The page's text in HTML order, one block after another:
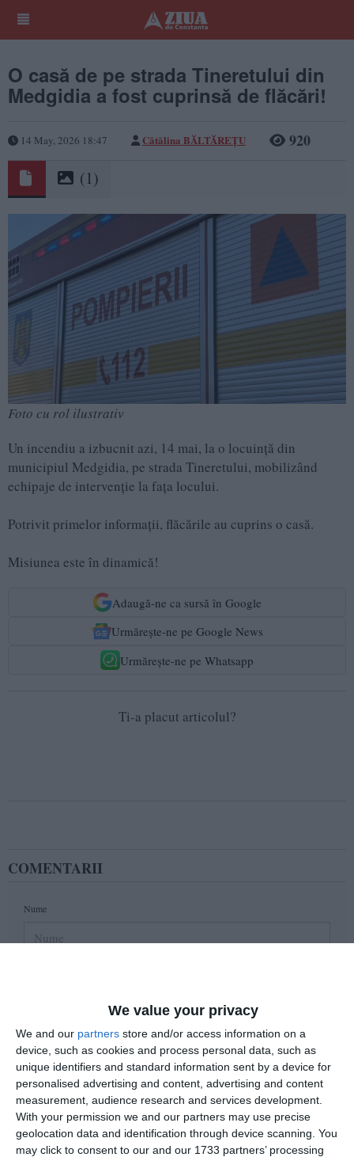
We value your privacy
We and our partners store and/or access information on a
device, such as cookies and process personal data, such as
unique identifiers and standard information sent by a device for
personalised advertising and content, advertising and content
measurement, audience research and services development.
With your permission we and our partners may use precise
geolocation data and identification through device scanning. You
may click to consent to our and our 1733 partners’ processing
O casă de pe strada Tineretului din
Medgidia a fost cuprinsă de flăcări!
14 May, 2026 18:47 Cătălina BĂLTĂREȚU 920
(1)
Foto cu rol ilustrativ
Un incendiu a izbucnit azi, 14 mai, la o locuință din
municipiul Medgidia, pe strada Tineretului, mobilizând
echipaje de intervenție la fața locului.
Potrivit primelor informații, flăcările au cuprins o casă.
Misiunea este în dinamică!
Adaugă-ne ca sursă în Google
Urmărește-ne pe Google News
Urmărește-ne pe Whatsapp
Ti-a placut articolul?
COMENTARII
Nume
Comentariu
Am citit si sunt de acord cu regulile de postare.
Acest formular colectează numele, e-mailul şi conținutul mesajului, astfel încât